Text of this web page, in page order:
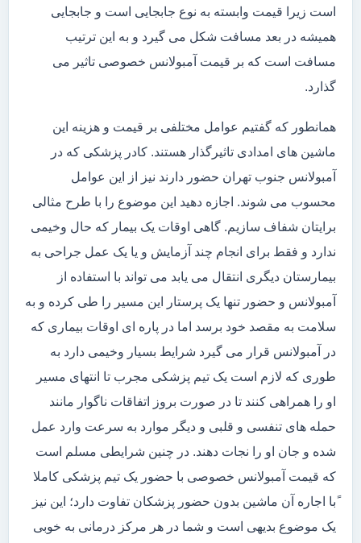
است زیرا قیمت وابسته به نوع جابجایی است و جابجایی
همیشه در بعد مسافت شکل می گیرد و به این ترتیب
مسافت است که بر قیمت آمبولانس خصوصی تاثیر می
گذارد.
همانطور که گفتیم عوامل مختلفی بر قیمت و هزینه این
ماشین های امدادی تاثیرگذار هستند. کادر پزشکی که در
آمبولانس جنوب تهران حضور دارند نیز از این عوامل
محسوب می شوند. اجازه دهید این موضوع را با طرح مثالی
برایتان شفاف سازیم. گاهی اوقات یک بیمار که حال وخیمی
ندارد و فقط برای انجام چند آزمایش و یا یک عمل جراحی به
بیمارستان دیگری انتقال می یابد می تواند با استفاده از
آمبولانس و حضور تنها یک پرستار این مسیر را طی کرده و به
سلامت به مقصد خود برسد اما در پاره ای اوقات بیماری که
در آمبولانس قرار می گیرد شرایط بسیار وخیمی دارد به
طوری که لازم است یک تیم پزشکی مجرب تا انتهای مسیر
او را همراهی کنند تا در صورت بروز اتفاقات ناگوار مانند
حمله های تنفسی و قلبی و دیگر موارد به سرعت وارد عمل
شده و جان او را نجات دهند. در چنین شرایطی مسلم است
که قیمت آمبولانس خصوصی با حضور یک تیم پزشکی کاملا
ًبا اجاره آن ماشین بدون حضور پزشکان تفاوت دارد؛ این نیز
یک موضوع بدیهی است و شما در هر مرکز درمانی به خوبی